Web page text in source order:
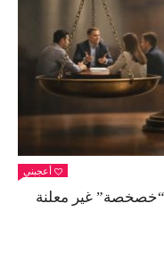
أعجبني
غير معلنة